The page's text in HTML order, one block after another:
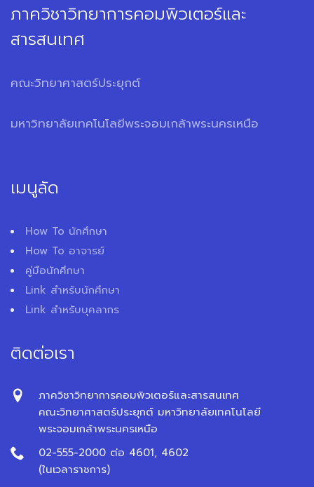
ภาควิชาวิทยาการคอมพิวเตอร์และ
สารสนเทศ
คณะวิทยาศาสตร์ประยุกต์
มหาวิทยาลัยเทคโนโลยีพระจอมเกล้าพระนครเหนือ
เมนูลัด
How To นักศึกษา
How To อาจารย์
คู่มือนักศึกษา
Link สำหรับนักศึกษา
Link สำหรับบุคลากร
ติดต่อเรา
ภาควิชาวิทยาการคอมพิวเตอร์และสารสนเทศ
คณะวิทยาศาสตร์ประยุกต์ มหาวิทยาลัยเทคโนโลยี
พระจอมเกล้าพระนครเหนือ
02-555-2000 ต่อ 4601, 4602
(ในเวลาราชการ)